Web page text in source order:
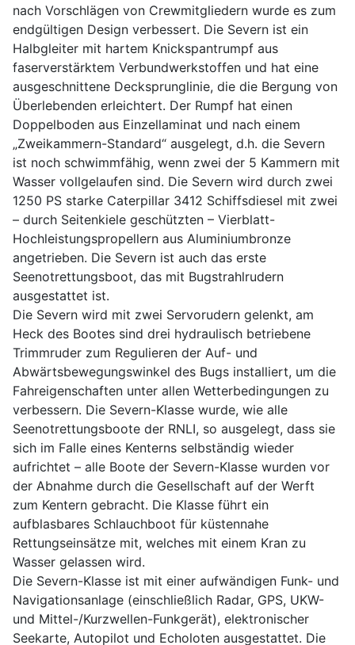
nach Vorschlägen von Crewmitgliedern wurde es zum
endgültigen Design verbessert. Die Severn ist ein
Halbgleiter mit hartem Knickspantrumpf aus
faserverstärktem Verbundwerkstoffen und hat eine
ausgeschnittene Decksprunglinie, die die Bergung von
Überlebenden erleichtert. Der Rumpf hat einen
Doppelboden aus Einzellaminat und nach einem
„Zweikammern-Standard“ ausgelegt, d.h. die Severn
ist noch schwimmfähig, wenn zwei der 5 Kammern mit
Wasser vollgelaufen sind. Die Severn wird durch zwei
1250 PS starke Caterpillar 3412 Schiffsdiesel mit zwei
– durch Seitenkiele geschützten – Vierblatt-
Hochleistungspropellern aus Aluminiumbronze
angetrieben. Die Severn ist auch das erste
Seenotrettungsboot, das mit Bugstrahlrudern
ausgestattet ist.
Die Severn wird mit zwei Servorudern gelenkt, am
Heck des Bootes sind drei hydraulisch betriebene
Trimmruder zum Regulieren der Auf- und
Abwärtsbewegungswinkel des Bugs installiert, um die
Fahreigenschaften unter allen Wetterbedingungen zu
verbessern. Die Severn-Klasse wurde, wie alle
Seenotrettungsboote der RNLI, so ausgelegt, dass sie
sich im Falle eines Kenterns selbständig wieder
aufrichtet – alle Boote der Severn-Klasse wurden vor
der Abnahme durch die Gesellschaft auf der Werft
zum Kentern gebracht. Die Klasse führt ein
aufblasbares Schlauchboot für küstennahe
Rettungseinsätze mit, welches mit einem Kran zu
Wasser gelassen wird.
Die Severn-Klasse ist mit einer aufwändigen Funk- und
Navigationsanlage (einschließlich Radar, GPS, UKW-
und Mittel-/Kurzwellen-Funkgerät), elektronischer
Seekarte, Autopilot und Echoloten ausgestattet. Die